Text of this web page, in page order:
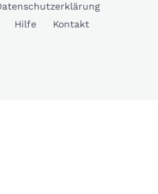
Hilfe Kontakt